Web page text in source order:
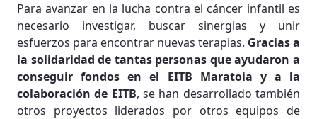
Para avanzar en la lucha contra el cáncer infantil es
necesario investigar, buscar sinergias y unir
esfuerzos para encontrar nuevas terapias. Gracias a
la solidaridad de tantas personas que ayudaron a
conseguir fondos en el EITB Maratoia y a la
colaboración de EITB, se han desarrollado también
otros proyectos liderados por otros equipos de